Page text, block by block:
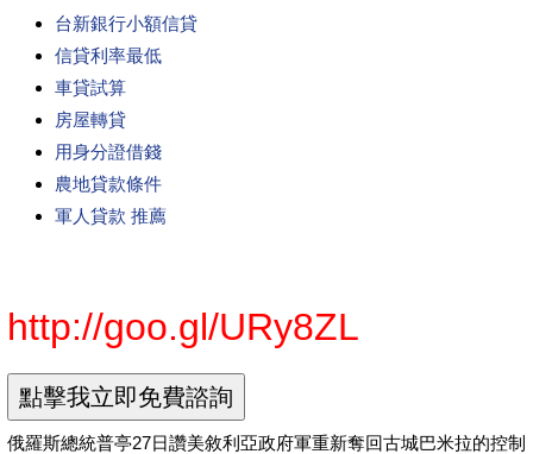
台新銀行小額信貸
信貸利率最低
車貸試算
房屋轉貸
用身分證借錢
農地貸款條件
軍人貸款 推薦
http://goo.gl/URy8ZL
俄羅斯總統普亭27日讚美敘利亞政府軍重新奪回古城巴米拉的控制